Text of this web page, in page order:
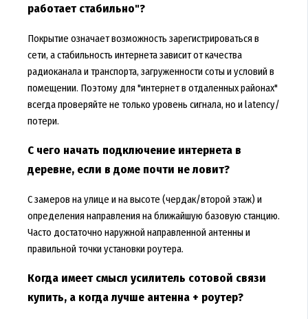
работает стабильно"?
Покрытие означает возможность зарегистрироваться в
сети, а стабильность интернета зависит от качества
радиоканала и транспорта, загруженности соты и условий в
помещении. Поэтому для "интернет в отдаленных районах"
всегда проверяйте не только уровень сигнала, но и latency/
потери.
С чего начать подключение интернета в
деревне, если в доме почти не ловит?
С замеров на улице и на высоте (чердак/второй этаж) и
определения направления на ближайшую базовую станцию.
Часто достаточно наружной направленной антенны и
правильной точки установки роутера.
Когда имеет смысл усилитель сотовой связи
купить, а когда лучше антенна + роутер?